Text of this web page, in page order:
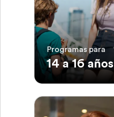
Programas para
14 a 16 años